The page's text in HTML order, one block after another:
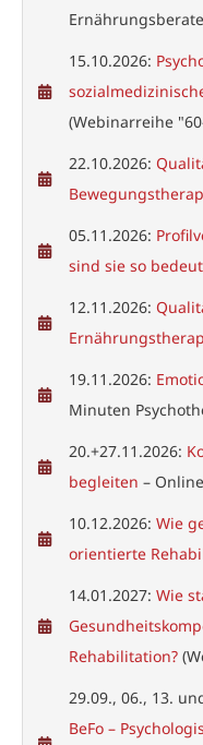
15.10.2026:
(Webinarreihe
22.10.2026:
05.11.2026:
sind sie so
12.11.2026:
19.11.2026:
Minuten
20.+27.11.2026:
begleiten –
10.12.2026: Wie
orientierte
14.01.2027: Wie
Rehabilitation?
29.09., 06., 13.
BeFo –